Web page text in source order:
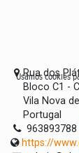
Rua dos
Bloco C1 -
Vila Nova
Portugal
963893788
https://
Usamos cookies